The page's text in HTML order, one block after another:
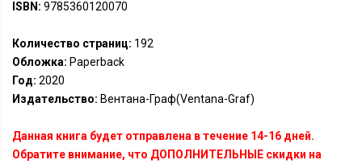
ISBN: 9785360120070
Количество страниц: 192
Обложка: Paperback
Год: 2020
Издательство: Вентана-Граф(Ventana-Graf)
Данная книга будет отправлена в течение 14-16 дней.
Обратите внимание, что ДОПОЛНИТЕЛЬНЫЕ скидки на